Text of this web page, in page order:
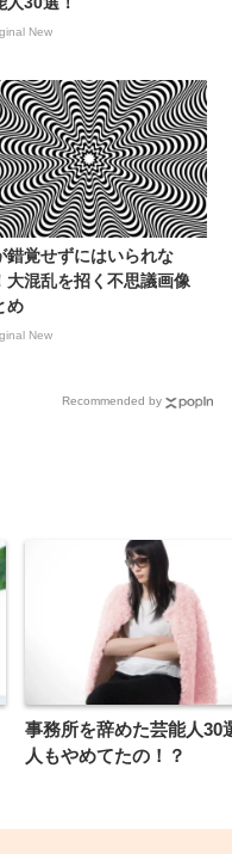
New
錯覚せずにはいられな
大混乱を招く不思議画像
め
New
Recommended by
事務所を辞めた芸能人30
人もやめてたの！？